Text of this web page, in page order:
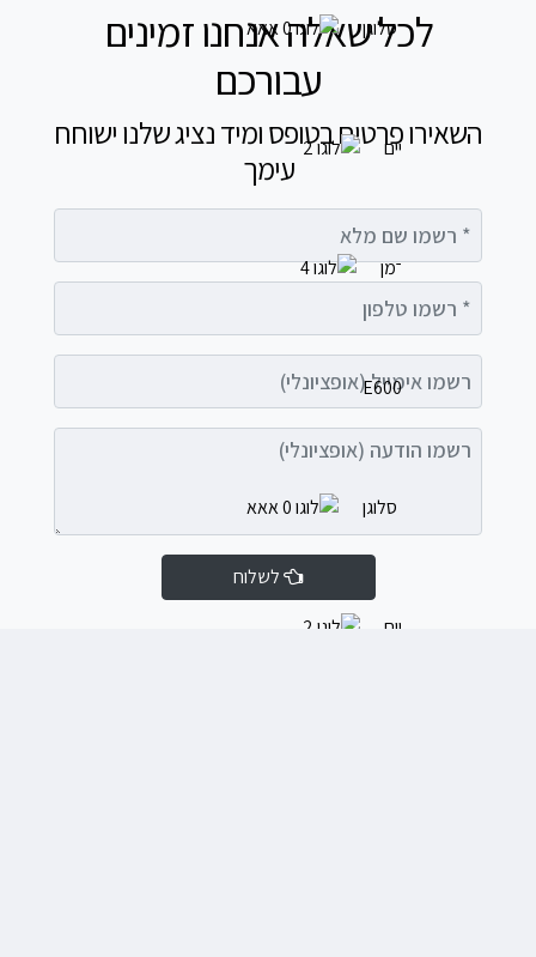
לכל שאלה אנחנו זמינים
עבורכם
השאירו פרטים בטופס ומיד נציג שלנו ישוחח
עימך
רשמו הודעה (אופציונלי)
לשלוח